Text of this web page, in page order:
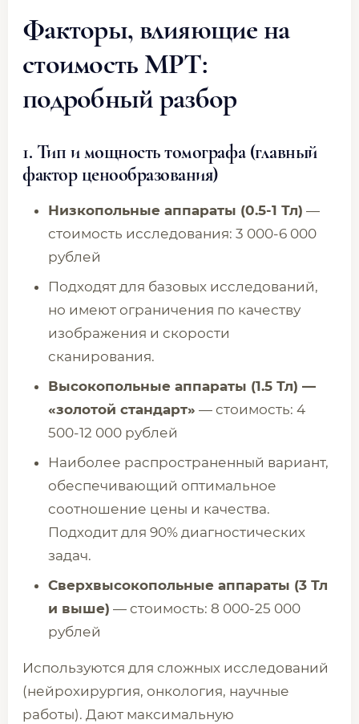
Факторы, влияющие на
стоимость МРТ:
подробный разбор
1. Тип и мощность томографа (главный
фактор ценообразования)
Низкопольные аппараты (0.5-1 Тл) —
стоимость исследования: 3 000-6 000
рублей
Подходят для базовых исследований,
но имеют ограничения по качеству
изображения и скорости
сканирования.
Высокопольные аппараты (1.5 Тл) —
«золотой стандарт» — стоимость: 4
500-12 000 рублей
Наиболее распространенный вариант,
обеспечивающий оптимальное
соотношение цены и качества.
Подходит для 90% диагностических
задач.
Сверхвысокопольные аппараты (3 Тл
и выше) — стоимость: 8 000-25 000
рублей
Используются для сложных исследований
(нейрохирургия, онкология, научные
работы). Дают максимальную